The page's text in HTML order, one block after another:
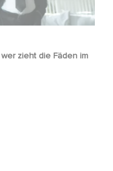
zieht die Fäden im